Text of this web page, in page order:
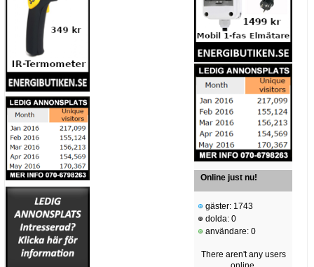
Online just nu!
gäster: 1743
dolda: 0
användare: 0
There aren't any users